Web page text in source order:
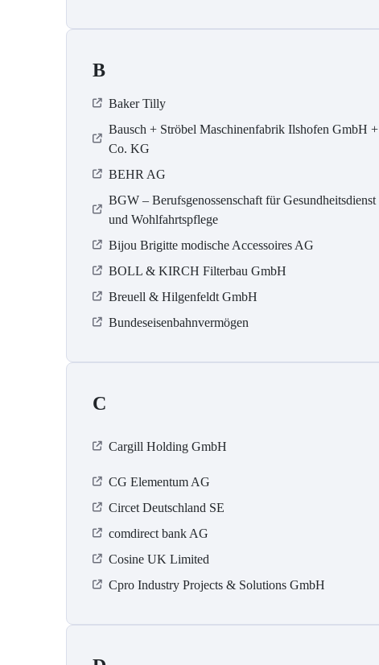
B
Baker Tilly
Bausch + Ströbel Maschinenfabrik Ilshofen GmbH +
Co. KG
BEHR AG
BGW – Berufsgenossenschaft für Gesundheitsdienst
und Wohlfahrtspflege
Bijou Brigitte modische Accessoires AG
BOLL & KIRCH Filterbau GmbH
Breuell & Hilgenfeldt GmbH
Bundeseisenbahnvermögen
C
Cargill Holding GmbH
CG Elementum AG
Circet Deutschland SE
comdirect bank AG
Cosine UK Limited
Cpro Industry Projects & Solutions GmbH